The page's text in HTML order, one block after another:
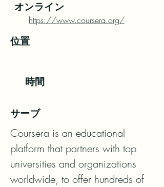
オンライン
https://www.coursera.org/
位置
時間
サーブ
Coursera is an educational
platform that partners with top
universities and organizations
worldwide, to offer hundreds of